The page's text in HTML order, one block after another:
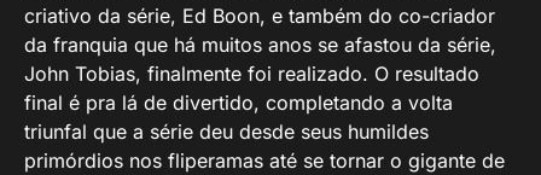
criativo da série, Ed Boon, e também do co-criador
da franquia que há muitos anos se afastou da série,
John Tobias, finalmente foi realizado. O resultado
final é pra lá de divertido, completando a volta
triunfal que a série deu desde seus humildes
primórdios nos fliperamas até se tornar o gigante de